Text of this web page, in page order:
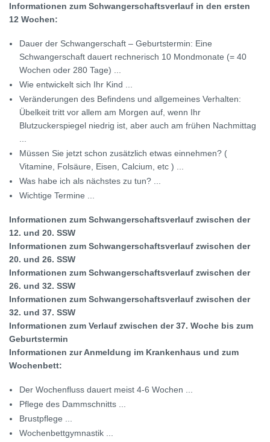
Informationen zum Schwangerschaftsverlauf in den ersten
12 Wochen:
Dauer der Schwangerschaft – Geburtstermin: Eine
Schwangerschaft dauert rechnerisch 10 Mondmonate (= 40
Wochen oder 280 Tage) ...
Wie entwickelt sich Ihr Kind ...
Veränderungen des Befindens und allgemeines Verhalten:
Übelkeit tritt vor allem am Morgen auf, wenn Ihr
Blutzuckerspiegel niedrig ist, aber auch am frühen Nachmittag
Müssen Sie jetzt schon zusätzlich etwas einnehmen? (
Vitamine, Folsäure, Eisen, Calcium, etc ) ...
Was habe ich als nächstes zu tun? ...
Wichtige Termine ...
Informationen zum Schwangerschaftsverlauf zwischen der
12. und 20. SSW
Informationen zum Schwangerschaftsverlauf zwischen der
20. und 26. SSW
Informationen zum Schwangerschaftsverlauf zwischen der
26. und 32. SSW
Informationen zum Schwangerschaftsverlauf zwischen der
32. und 37. SSW
Informationen zum Verlauf zwischen der 37. Woche bis zum
Geburtstermin
Informationen zur Anmeldung im Krankenhaus und zum
Wochenbett:
Der Wochenfluss dauert meist 4-6 Wochen ...
Pflege des Dammschnitts ...
Brustpflege ...
Wochenbettgymnastik ...